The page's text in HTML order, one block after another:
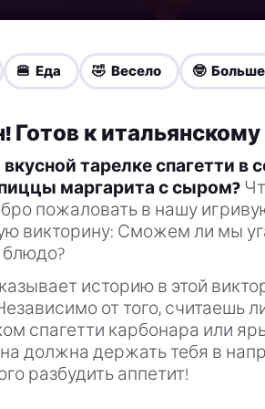
🍔 Еда 🤣 Весело 🤓
Готов к итальянскому
тарелке спагетти в
маргарита с сыром?
пожаловать в нашу
викторину: Сможем ли мы
блюдо?
историю в этой
от того, считаешь
спагетти карбонара или
должна держать тебя в
разбудить аппетит!